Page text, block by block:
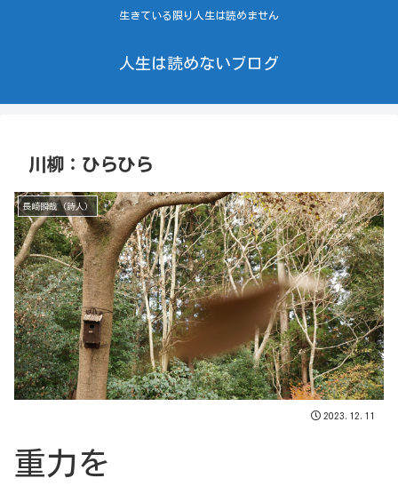
生きている限り人生は読めません
人生は読めないブログ
川柳：ひらひら
長崎瞬哉（詩人）
2023.12.11
重力を